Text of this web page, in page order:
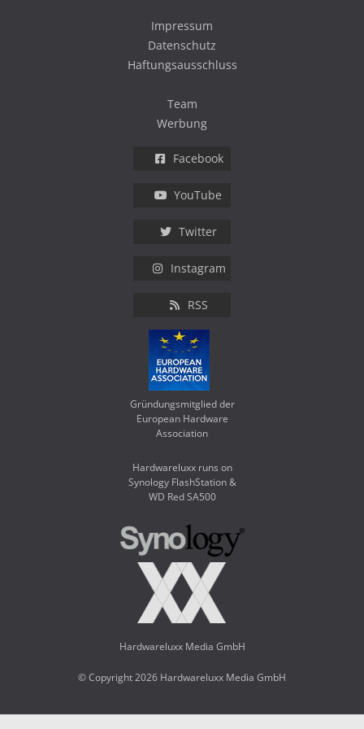
Impressum
Datenschutz
Haftungsausschluss
Team
Werbung
Facebook
YouTube
Twitter
Instagram
RSS
Gründungsmitglied der
European Hardware
Association
Hardwareluxx runs on
Synology FlashStation &
WD Red SA500
Hardwareluxx Media GmbH
© Copyright 2026 Hardwareluxx Media GmbH